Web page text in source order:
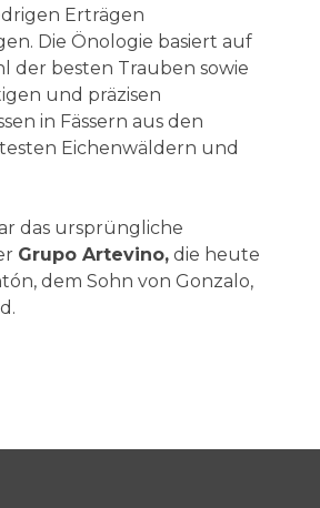
Erträgen
Die Önologie basiert auf
der besten Trauben sowie
und präzisen
in Fässern aus den
Eichenwäldern und
das ursprüngliche
Grupo Artevino,die heute
dem Sohn von Gonzalo,